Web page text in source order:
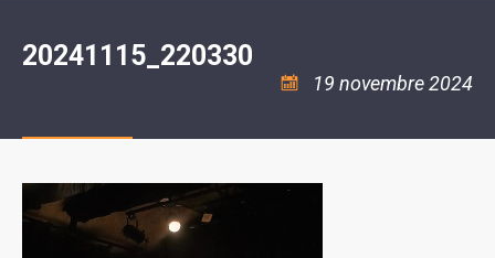
LA
SUZE
20241115_220330
19 novembre 2024